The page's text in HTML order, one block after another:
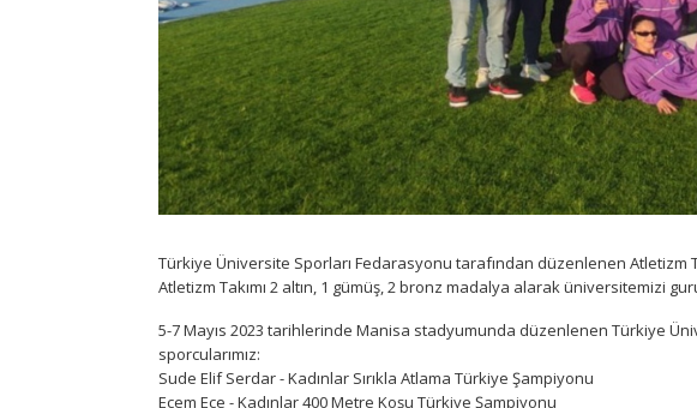
Türkiye Üniversite Sporları Fedarasyonu tarafından düzenlenen Atletizm
Atletizm Takımı 2 altın, 1 gümüş, 2 bronz madalya alarak üniversitemizi
5-7 Mayıs 2023 tarihlerinde Manisa stadyumunda düzenlenen Türkiye
sporcularımız:
Sude Elif Serdar - Kadınlar Sırıkla Atlama Türkiye Şampiyonu
Ecem Ece - Kadınlar 400 Metre Koşu Türkiye Şampiyonu